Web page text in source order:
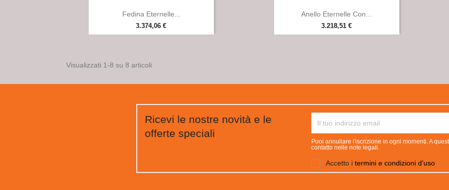
Anteprima
Fedina Eternelle...
3.374,06 €
Anteprima
Anello Eternelle Con...
3.218,51 €
Visualizzati 1-8 su 8 articoli
Ricevi le nostre novità e le
offerte speciali
Puoi annullare l'iscrizione in ogni momenti. A
contatto nelle note legali.
Accetto i termini e condizioni d'uso